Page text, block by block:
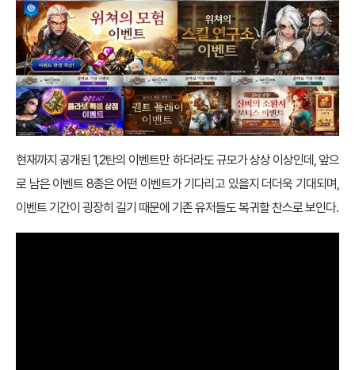
현재까지 공개된 1,2탄의 이벤트만 하더라도 규모가 상상 이상인데, 앞으
로 남은 이벤트 8종은 어떤 이벤트가 기다리고 있을지 더더욱 기대되며,
이벤트 기간이 굉장히 길기 때문에 기존 유저들도 복귀할 찬스로 보인다.